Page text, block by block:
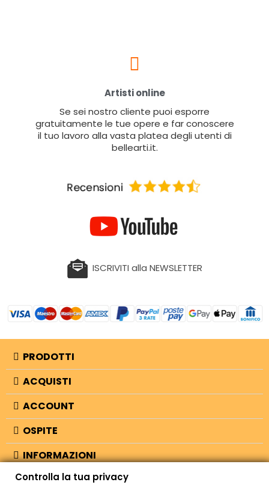
Artisti online
Se sei nostro cliente puoi esporre
gratuitamente le tue opere e far conoscere
il tuo lavoro alla vasta platea degli utenti di
bellearti.it.
ISCRIVITI alla NEWSLETTER
PRODOTTI
ACQUISTI
ACCOUNT
OSPITE
INFORMAZIONI
NEGOZIO
Controlla la tua privacy